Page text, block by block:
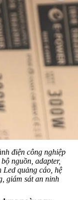
điện công nghiệp
nguồn, adapter,
Led quảng cáo, hệ
giám sát an ninh